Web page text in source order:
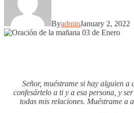
ByadminJanuary 2, 2022
Señor, muéstrame si hay alguien
confesártelo a ti y a esa persona, y
todas mis relaciones. Muéstrame a